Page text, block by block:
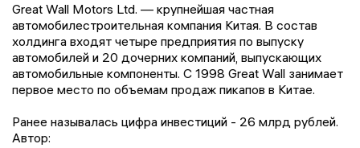
Great Wall Motors Ltd. — крупнейшая частная
автомобилестроительная компания Китая. В состав
холдинга входят четыре предприятия по выпуску
автомобилей и 20 дочерних компаний, выпускающих
автомобильные компоненты. С 1998 Great Wall занимает
первое место по объемам продаж пикапов в Китае.
Ранее называлась цифра инвестиций - 26 млрд рублей.
Автор: